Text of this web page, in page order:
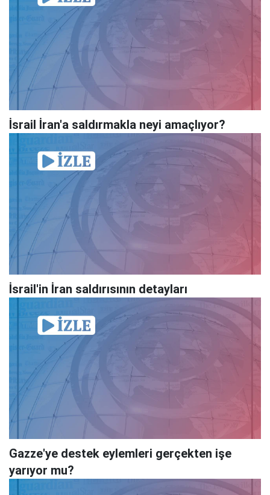
İsrail İran'a saldırmakla neyi amaçlıyor?
İsrail'in İran saldırısının detayları
Gazze'ye destek eylemleri gerçekten işe
yarıyor mu?